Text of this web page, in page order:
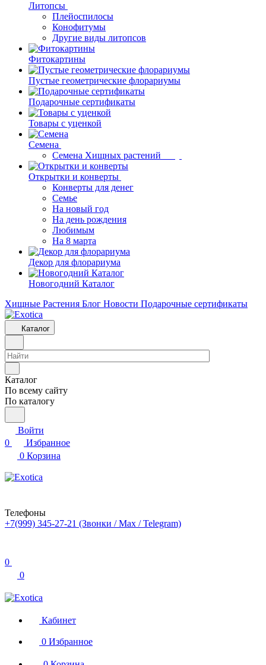
Литопсы
Плейоспилосы
Конофитумы
Другие виды литопсов
Фитокартины
Пустые геометрические флорариумы
Подарочные сертификаты
Товары с уценкой
Семена
Семена Хищных растений
Открытки и конверты
Конверты для денег
Семье
На новый год
На день рождения
Любимым
На 8 марта
Декор для флорариума
Новогодний Каталог
Хищные Растения Блог Новости Подарочные сертификаты
Каталог
Каталог
По всему сайту
По каталогу
Войти
0
Избранное
0 Корзина
Телефоны
+7(999) 345-27-21 (Звонки / Max / Telegram)
0
0
Кабинет
0 Избранное